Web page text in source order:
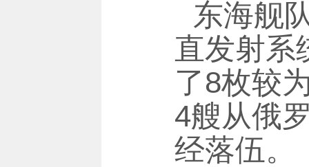
东海舰
直发射系
了8枚较
4艘从俄
经落伍。